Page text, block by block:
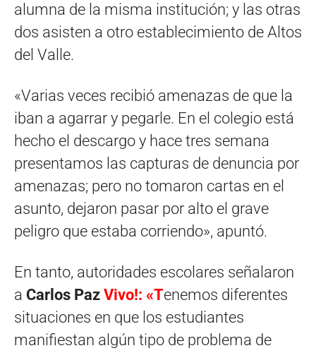
alumna de la misma institución; y las otras
dos asisten a otro establecimiento de Altos
del Valle.
«Varias veces recibió amenazas de que la
iban a agarrar y pegarle. En el colegio está
hecho el descargo y hace tres semana
presentamos las capturas de denuncia por
amenazas; pero no tomaron cartas en el
asunto, dejaron pasar por alto el grave
peligro que estaba corriendo», apuntó.
En tanto, autoridades escolares señalaron
a Carlos Paz Vivo!: «Tenemos diferentes
situaciones en que los estudiantes
manifiestan algún tipo de problema de